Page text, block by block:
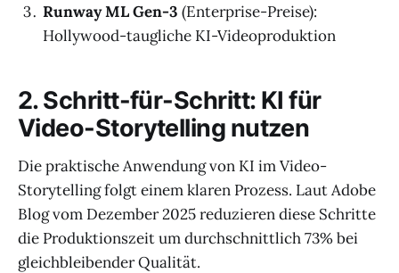
Runway ML Gen-3 (Enterprise-Preise):
Hollywood-taugliche KI-Videoproduktion
2. Schritt-für-Schritt: KI für
Video-Storytelling nutzen
Die praktische Anwendung von KI im Video-
Storytelling folgt einem klaren Prozess. Laut Adobe
Blog vom Dezember 2025 reduzieren diese Schritte
die Produktionszeit um durchschnittlich 73% bei
gleichbleibender Qualität.